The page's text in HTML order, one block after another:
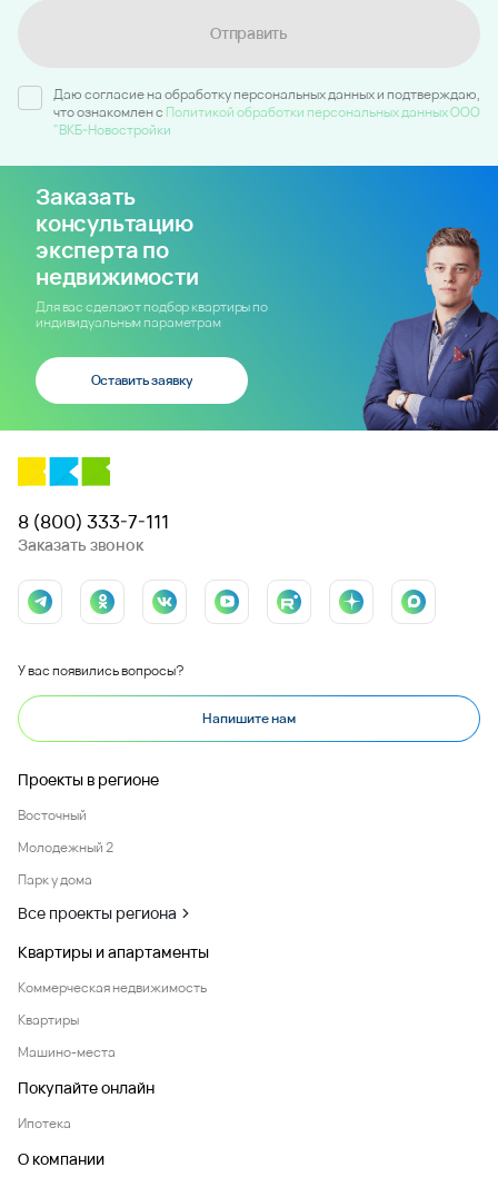
Отправить
Даю согласие на обработку персональных данных и подтверждаю,
что ознакомлен c Политикой обработки персональных данных ООО
"ВКБ-Новостройки
Заказать
консультацию
эксперта по
недвижимости
Для вас сделают подбор квартиры по
индивидуальным параметрам
Оставить заявку
8 (800) 333-7-111
Заказать звонок
У вас появились вопросы?
Напишите нам
Проекты в регионе
Восточный
Молодежный 2
Парк у дома
Все проекты региона
Квартиры и апартаменты
Коммерческая недвижимость
Квартиры
Машино-места
Покупайте онлайн
Ипотека
О компании